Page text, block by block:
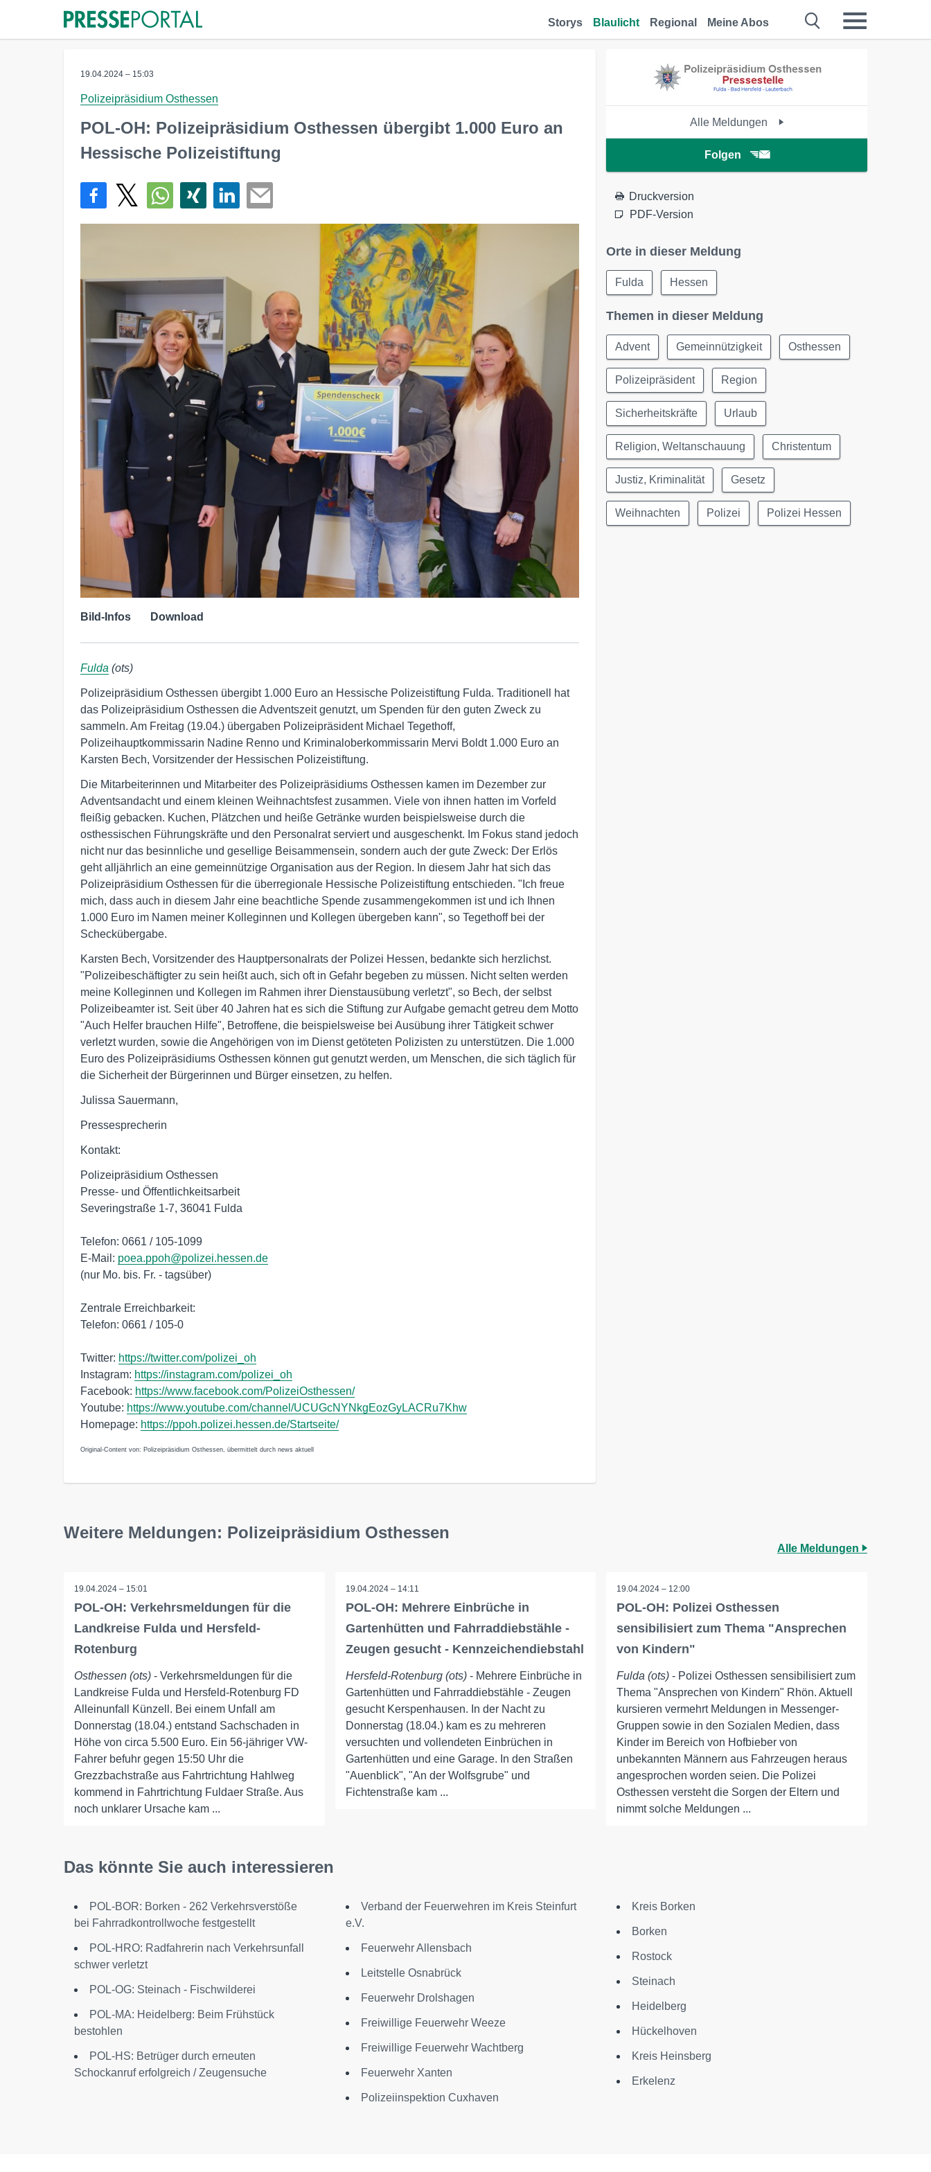
Storys Blaulicht Regional Meine Abos
19.04.2024 – 15:03
Polizeipräsidium Osthessen
POL-OH: Polizeipräsidium Osthessen übergibt 1.000 Euro an
Hessische Polizeistiftung
Bild-Infos Download
Fulda (ots)
Polizeipräsidium Osthessen übergibt 1.000 Euro an Hessische Polizeistiftung Fulda. Traditionell hat
das Polizeipräsidium Osthessen die Adventszeit genutzt, um Spenden für den guten Zweck zu
sammeln. Am Freitag (19.04.) übergaben Polizeipräsident Michael Tegethoff,
Polizeihauptkommissarin Nadine Renno und Kriminaloberkommissarin Mervi Boldt 1.000 Euro an
Karsten Bech, Vorsitzender der Hessischen Polizeistiftung.
Die Mitarbeiterinnen und Mitarbeiter des Polizeipräsidiums Osthessen kamen im Dezember zur
Adventsandacht und einem kleinen Weihnachtsfest zusammen. Viele von ihnen hatten im Vorfeld
fleißig gebacken. Kuchen, Plätzchen und heiße Getränke wurden beispielsweise durch die
osthessischen Führungskräfte und den Personalrat serviert und ausgeschenkt. Im Fokus stand jedoch
nicht nur das besinnliche und gesellige Beisammensein, sondern auch der gute Zweck: Der Erlös
geht alljährlich an eine gemeinnützige Organisation aus der Region. In diesem Jahr hat sich das
Polizeipräsidium Osthessen für die überregionale Hessische Polizeistiftung entschieden. "Ich freue
mich, dass auch in diesem Jahr eine beachtliche Spende zusammengekommen ist und ich Ihnen
1.000 Euro im Namen meiner Kolleginnen und Kollegen übergeben kann", so Tegethoff bei der
Scheckübergabe.
Karsten Bech, Vorsitzender des Hauptpersonalrats der Polizei Hessen, bedankte sich herzlichst.
"Polizeibeschäftigter zu sein heißt auch, sich oft in Gefahr begeben zu müssen. Nicht selten werden
meine Kolleginnen und Kollegen im Rahmen ihrer Dienstausübung verletzt", so Bech, der selbst
Polizeibeamter ist. Seit über 40 Jahren hat es sich die Stiftung zur Aufgabe gemacht getreu dem Motto
"Auch Helfer brauchen Hilfe", Betroffene, die beispielsweise bei Ausübung ihrer Tätigkeit schwer
verletzt wurden, sowie die Angehörigen von im Dienst getöteten Polizisten zu unterstützen. Die 1.000
Euro des Polizeipräsidiums Osthessen können gut genutzt werden, um Menschen, die sich täglich für
die Sicherheit der Bürgerinnen und Bürger einsetzen, zu helfen.
Julissa Sauermann,
Pressesprecherin
Kontakt:
Polizeipräsidium Osthessen
Presse- und Öffentlichkeitsarbeit
Severingstraße 1-7, 36041 Fulda
Telefon: 0661 / 105-1099
E-Mail: poea.ppoh@polizei.hessen.de
(nur Mo. bis. Fr. - tagsüber)
Zentrale Erreichbarkeit:
Telefon: 0661 / 105-0
Twitter: https://twitter.com/polizei_oh
Instagram: https://instagram.com/polizei_oh
Facebook: https://www.facebook.com/PolizeiOsthessen/
Youtube: https://www.youtube.com/channel/UCUGcNYNkgEozGyLACRu7Khw
Homepage: https://ppoh.polizei.hessen.de/Startseite/
Original-Content von: Polizeipräsidium Osthessen, übermittelt durch news aktuell
Alle Meldungen
Folgen
Druckversion
PDF-Version
Orte in dieser Meldung
Fulda Hessen
Themen in dieser Meldung
Advent Gemeinnützigkeit Osthessen
Polizeipräsident Region
Sicherheitskräfte Urlaub
Religion, Weltanschauung Christentum
Justiz, Kriminalität Gesetz
Weihnachten Polizei Polizei Hessen
Weitere Meldungen: Polizeipräsidium Osthessen
Alle Meldungen
19.04.2024 – 15:01
POL-OH: Verkehrsmeldungen für die
Landkreise Fulda und Hersfeld-
Rotenburg
Osthessen (ots) - Verkehrsmeldungen für die
Landkreise Fulda und Hersfeld-Rotenburg FD
Alleinunfall Künzell. Bei einem Unfall am
Donnerstag (18.04.) entstand Sachschaden in
Höhe von circa 5.500 Euro. Ein 56-jähriger VW-
Fahrer befuhr gegen 15:50 Uhr die
Grezzbachstraße aus Fahrtrichtung Hahlweg
kommend in Fahrtrichtung Fuldaer Straße. Aus
noch unklarer Ursache kam ...
19.04.2024 – 14:11
POL-OH: Mehrere Einbrüche in
Gartenhütten und Fahrraddiebstähle -
Zeugen gesucht - Kennzeichendiebstahl
Hersfeld-Rotenburg (ots)- Mehrere Einbrüche in
Gartenhütten und Fahrraddiebstähle - Zeugen
gesucht Kerspenhausen. In der Nacht zu
Donnerstag (18.04.) kam es zu mehreren
versuchten und vollendeten Einbrüchen in
Gartenhütten und eine Garage. In den Straßen
"Auenblick", "An der Wolfsgrube" und
Fichtenstraße kam ...
19.04.2024 – 12:00
POL-OH: Polizei Osthessen
sensibilisiert zum Thema "Ansprechen
von Kindern"
Fulda (ots) - Polizei Osthessen sensibilisiert zum
Thema "Ansprechen von Kindern" Rhön. Aktuell
kursieren vermehrt Meldungen in Messenger-
Gruppen sowie in den Sozialen Medien, dass
Kinder im Bereich von Hofbieber von
unbekannten Männern aus Fahrzeugen heraus
angesprochen worden seien. Die Polizei
Osthessen versteht die Sorgen der Eltern und
nimmt solche Meldungen ...
Das könnte Sie auch interessieren
POL-BOR: Borken - 262 Verkehrsverstöße
bei Fahrradkontrollwoche festgestellt
POL-HRO: Radfahrerin nach Verkehrsunfall
schwer verletzt
POL-OG: Steinach - Fischwilderei
POL-MA: Heidelberg: Beim Frühstück
bestohlen
POL-HS: Betrüger durch erneuten
Schockanruf erfolgreich / Zeugensuche
Verband der Feuerwehren im Kreis Steinfurt
e.V.
Feuerwehr Allensbach
Leitstelle Osnabrück
Feuerwehr Drolshagen
Freiwillige Feuerwehr Weeze
Freiwillige Feuerwehr Wachtberg
Feuerwehr Xanten
Polizeiinspektion Cuxhaven
Kreis Borken
Borken
Rostock
Steinach
Heidelberg
Hückelhoven
Kreis Heinsberg
Erkelenz